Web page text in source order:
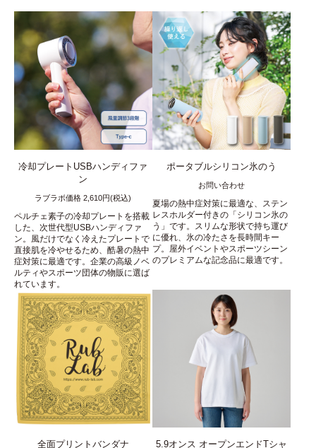
冷却プレートUSBハンディファ
ン
ラブラボ価格 2,610円(税込)
ペルチェ素子の冷却プレートを搭載
した、次世代型USBハンディファ
ン。風だけでなく冷えたプレートで
直接肌を冷やせるため、酷暑の熱中
症対策に最適です。企業の高級ノベ
ルティやスポーツ団体の物販に選ば
れています。
ポータブルシリコン氷のう
お問い合わせ
夏場の熱中症対策に最適な、ステン
レスホルダー付きの「シリコン氷の
う」です。スリムな形状で持ち運び
に優れ、氷の冷たさを長時間キー
プ。屋外イベントやスポーツシーン
のプレミアムな記念品に最適です。
全面プリントバンダナ 5.9オンス オープンエンドTシャ